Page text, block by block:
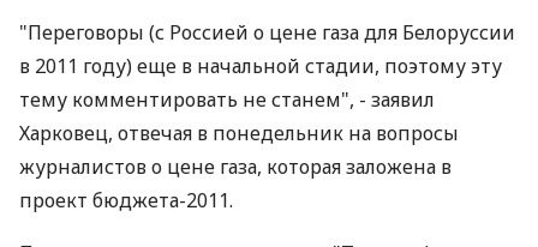
"Переговоры (с Россией о цене газа для Белоруссии
в 2011 году) еще в начальной стадии, поэтому эту
тему комментировать не станем", - заявил
Харковец, отвечая в понедельник на вопросы
журналистов о цене газа, которая заложена в
проект бюджета-2011.